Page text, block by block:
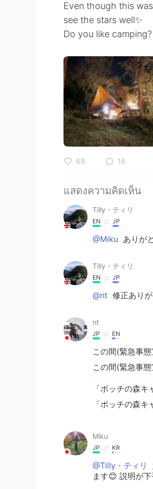
Even though this
see the stars well✨
Do you like
69 16
แสดงความคิดเห็น
Tilly・ティリ
EN JP
@Miku ありが
Tilly・ティリ
EN JP
@nt 修正あり
nt
JP EN
この間(緊急事
この間(緊急事
「ボッチの森
「ボッチの森
Miku
JP KR
@Tilly・ティリ
ます😊 説明が